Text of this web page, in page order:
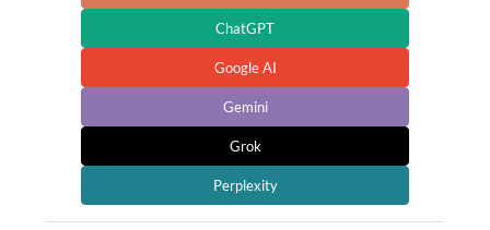
ChatGPT
Google AI
Gemini
Grok
Perplexity